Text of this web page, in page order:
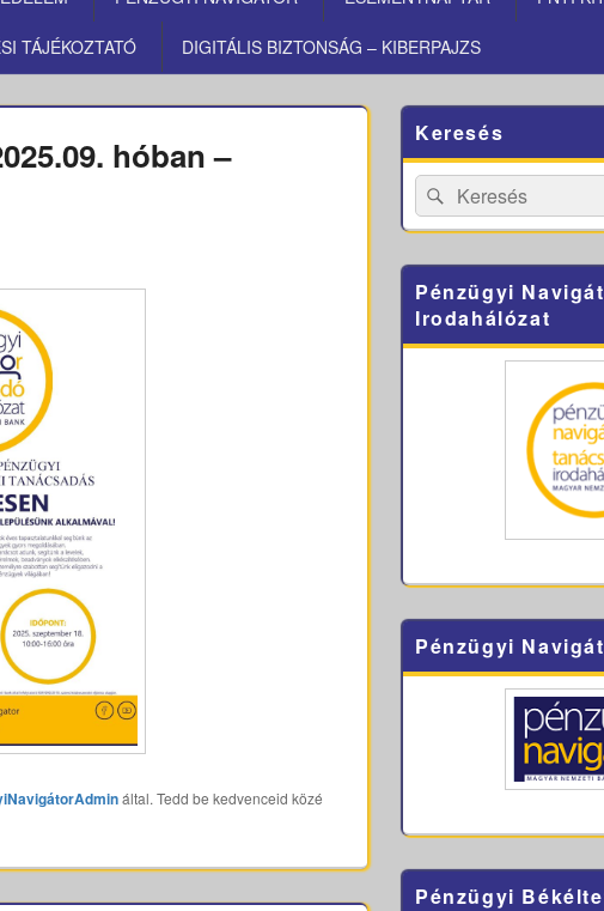
TÁJÉKOZTATÓ DIGITÁLIS BIZTONSÁG – KIBERPAJZS
hóban –
által. Tedd be kedvenceid közé
Sidebar
Widget
Area
Keresés
Search
for:
Search
Pénzügyi
Irodahálózat
Pénzügyi
Pénzügyi